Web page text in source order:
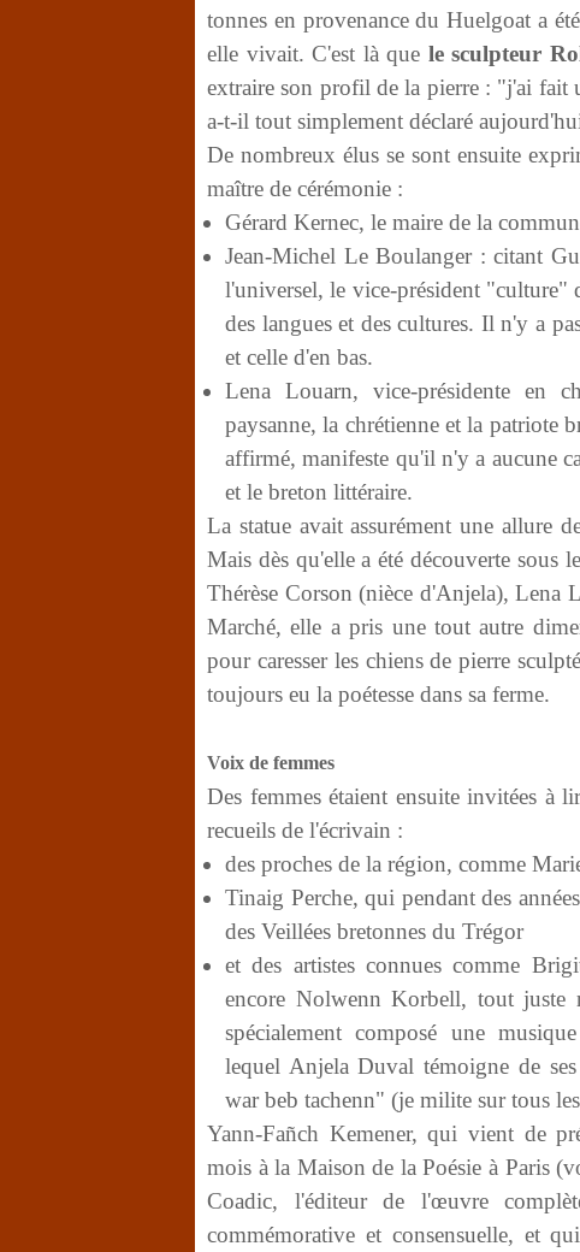
tonnes en provenance du Huelgoat a
elle vivait. C'est là que le sculpteur
extraire son profil de la pierre : "j'ai fait
a-t-il tout simplement déclaré
De nombreux élus se sont ensuite
maître de cérémonie :
Gérard Kernec, le maire de la
Jean-Michel Le Boulanger : citant
l'universel, le vice-président "culture"
des langues et des cultures. Il n'y a
et celle d'en bas.
Lena Louarn, vice-présidente en
paysanne, la chrétienne et la patriote
affirmé, manifeste qu'il n'y a aucune
et le breton littéraire.
La statue avait assurément une allure
Mais dès qu'elle a été découverte sous
Thérèse Corson (nièce d'Anjela), Lena
Marché, elle a pris une tout autre
pour caresser les chiens de pierre
toujours eu la poétesse dans sa ferme.
Voix de femmes
Des femmes étaient ensuite invitées à
recueils de l'écrivain :
des proches de la région, comme
Tinaig Perche, qui pendant des
des Veillées bretonnes du Trégor
et des artistes connues comme
encore Nolwenn Korbell, tout juste
spécialement composé une
lequel Anjela Duval témoigne de
war beb tachenn" (je milite sur tous
Yann-Fañch Kemener, qui vient de
mois à la Maison de la Poésie à Paris
Coadic, l'éditeur de l'œuvre
commémorative et consensuelle, et